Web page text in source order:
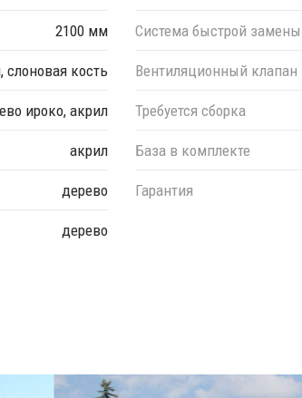
2100 мм
слоновая кость
ироко, акрил
акрил
дерево
дерево
Система быстрой
Вентиляционный клапан
Требуется сборка
База в комплекте
Гарантия